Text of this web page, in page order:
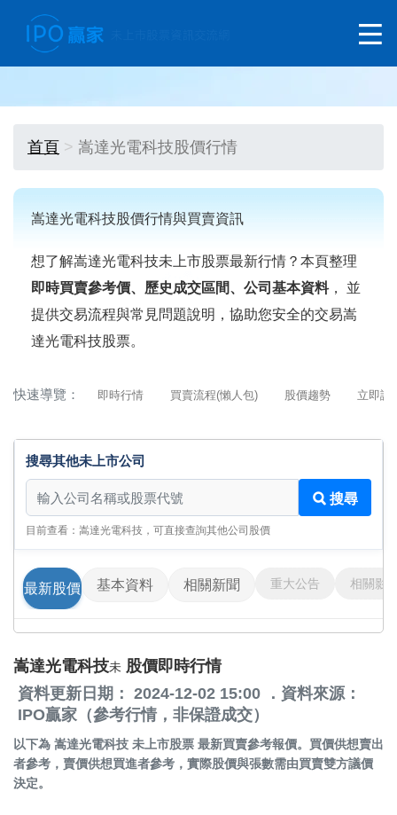
首頁 嵩達光電科技股價行情
嵩達光電科技股價行情與買賣資訊
想了解嵩達光電科技未上市股票最新行情？本頁整理
即時買賣參考價、歷史成交區間、公司基本資料， 並
提供交易流程與常見問題說明，協助您安全的交易嵩
達光電科技股票。
快速導覽： 即時行情 買賣流程(懶人包) 股價趨勢 立即詢
搜尋其他未上市公司
搜尋其他未上市公司
搜尋
目前查看：嵩達光電科技，可直接查詢其他公司股價
最新股價 基本資料 相關新聞 重大公告 相關影
嵩達光電科技未 股價即時行情
資料更新日期： 2024-12-02 15:00 ．資料來源：
IPO贏家（參考行情，非保證成交）
以下為 嵩達光電科技 未上市股票 最新買賣參考報價。買價供想賣出
者參考，賣價供想買進者參考，實際股價與張數需由買賣雙方議價
決定。